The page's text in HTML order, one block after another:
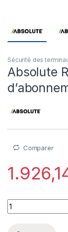
Sécurité des
Absolute
Comparer
Absolute